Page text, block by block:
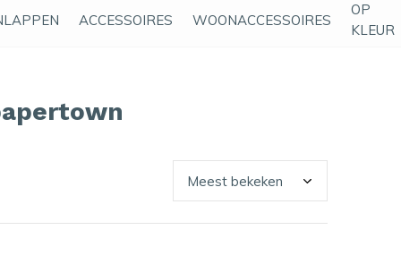
ACCESSOIRES WOONACCESSOIRES
OP
KLEUR